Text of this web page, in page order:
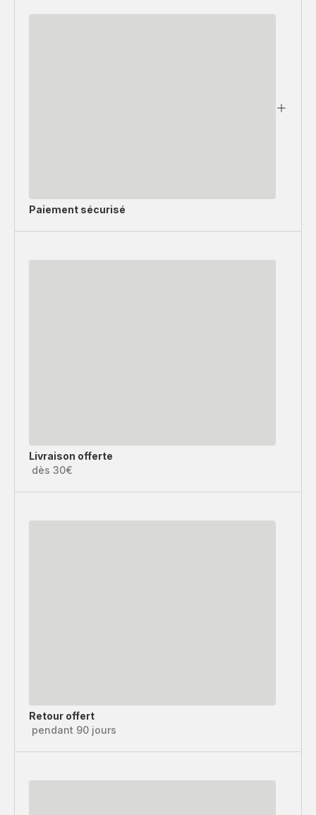
Paiement sécurisé
Livraison offerte
dès 30€
Retour offert
pendant 90 jours